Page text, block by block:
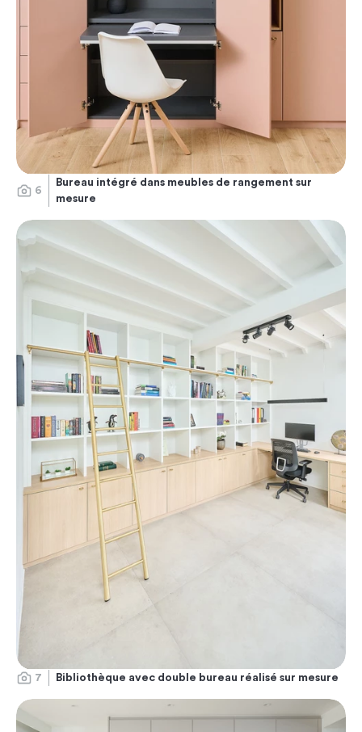
6
Bureau intégré dans meubles de rangement sur
mesure
7 Bibliothèque avec double bureau réalisé sur mesure